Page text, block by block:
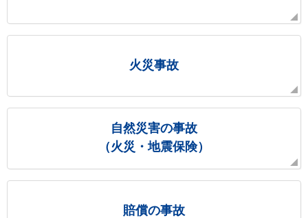
火災事故
自然災害の事故
（火災・地震保険）
賠償の事故